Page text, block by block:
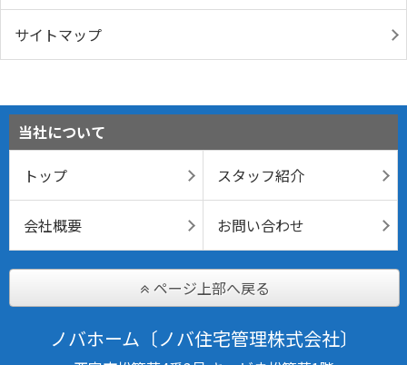
サイトマップ
当社について
トップ
スタッフ紹介
会社概要 お問い合わせ
ページ上部へ戻る
ノバホーム〔ノバ住宅管理株式会社〕